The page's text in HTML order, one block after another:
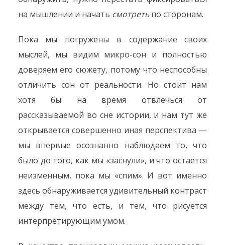
на мышлении и начать смотретьпо сторонам.
Пока мы погружены в содержание своих
мыслей, мы видим микро-сон и полностью
доверяем его сюжету, потому что неспособны
отличить сон от реальности. Но стоит нам
хотя бы на время отвлечься от
рассказываемой во сне истории, и нам тут же
открывается совершенно иная перспектива —
мы впервые осознанно наблюдаем то, что
было до того, как мы «заснули», и что остается
неизменным, пока мы «спим». И вот именно
здесь обнаруживается удивительный контраст
между тем, что есть, и тем, что рисуется
интерпретирующим умом.